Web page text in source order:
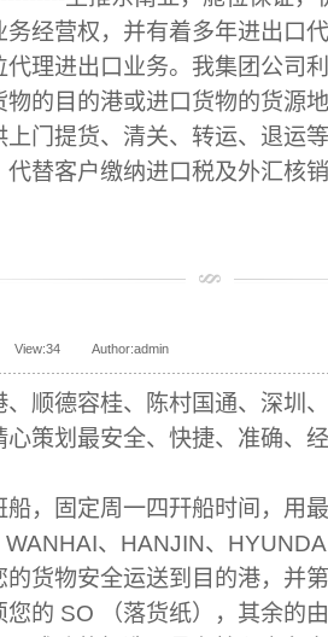
务经营权，并有着多年进出口
代理进出口业务。我集团公司
物的目的港或进口货物的货源
上门提货、清关、转运、退运
代替客户缴纳进口税及外汇核
View:34 Author:admin
、顺德容桂、陈村国通、深圳
心策划最安全、快捷、准确、
船，固定周一四幵船时间，用
、HANJIN、
的货物安全运送到目的港，并
您的 SO （落货纸），其余的